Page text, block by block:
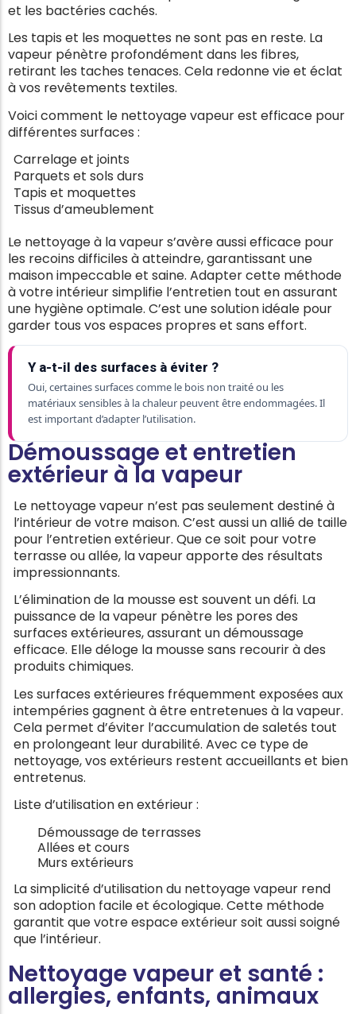
et les bactéries cachés.
Les tapis et les moquettes ne sont pas en reste. La
vapeur pénètre profondément dans les fibres,
retirant les taches tenaces. Cela redonne vie et éclat
à vos revêtements textiles.
Voici comment le nettoyage vapeur est efficace pour
différentes surfaces :
Carrelage et joints
Parquets et sols durs
Tapis et moquettes
Tissus d’ameublement
Le nettoyage à la vapeur s’avère aussi efficace pour
les recoins difficiles à atteindre, garantissant une
maison impeccable et saine. Adapter cette méthode
à votre intérieur simplifie l’entretien tout en assurant
une hygiène optimale. C’est une solution idéale pour
garder tous vos espaces propres et sans effort.
Y a-t-il des surfaces à éviter ?
Oui, certaines surfaces comme le bois non traité ou les
matériaux sensibles à la chaleur peuvent être endommagées. Il
est important d’adapter l’utilisation.
Démoussage et entretien
extérieur à la vapeur
Le nettoyage vapeur n’est pas seulement destiné à
l’intérieur de votre maison. C’est aussi un allié de taille
pour l’entretien extérieur. Que ce soit pour votre
terrasse ou allée, la vapeur apporte des résultats
impressionnants.
L’élimination de la mousse est souvent un défi. La
puissance de la vapeur pénètre les pores des
surfaces extérieures, assurant un démoussage
efficace. Elle déloge la mousse sans recourir à des
produits chimiques.
Les surfaces extérieures fréquemment exposées aux
intempéries gagnent à être entretenues à la vapeur.
Cela permet d’éviter l’accumulation de saletés tout
en prolongeant leur durabilité. Avec ce type de
nettoyage, vos extérieurs restent accueillants et bien
entretenus.
Liste d’utilisation en extérieur :
Démoussage de terrasses
Allées et cours
Murs extérieurs
La simplicité d’utilisation du nettoyage vapeur rend
son adoption facile et écologique. Cette méthode
garantit que votre espace extérieur soit aussi soigné
que l’intérieur.
Nettoyage vapeur et santé :
allergies, enfants, animaux